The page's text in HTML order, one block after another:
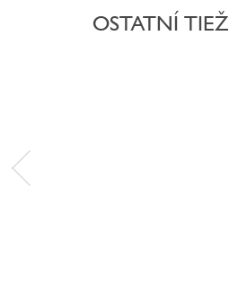
OSTATNÍ